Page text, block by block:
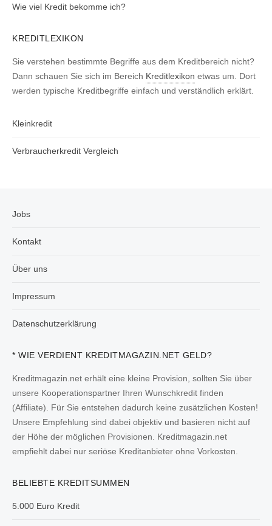
Wie viel Kredit bekomme ich?
KREDITLEXIKON
Sie verstehen bestimmte Begriffe aus dem Kreditbereich nicht?
Dann schauen Sie sich im Bereich Kreditlexikon etwas um. Dort
werden typische Kreditbegriffe einfach und verständlich erklärt.
Kleinkredit
Verbraucherkredit Vergleich
Jobs
Kontakt
Über uns
Impressum
Datenschutzerklärung
* WIE VERDIENT KREDITMAGAZIN.NET GELD?
Kreditmagazin.net erhält eine kleine Provision, sollten Sie über
unsere Kooperationspartner Ihren Wunschkredit finden
(Affiliate). Für Sie entstehen dadurch keine zusätzlichen Kosten!
Unsere Empfehlung sind dabei objektiv und basieren nicht auf
der Höhe der möglichen Provisionen. Kreditmagazin.net
empfiehlt dabei nur seriöse Kreditanbieter ohne Vorkosten.
BELIEBTE KREDITSUMMEN
5.000 Euro Kredit